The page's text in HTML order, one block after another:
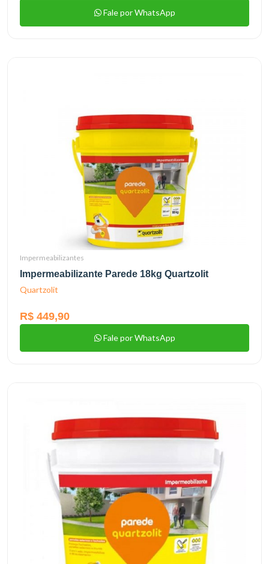
Fale por WhatsApp
Impermeabilizantes
Impermeabilizante Parede 18kg Quartzolit
Quartzolit
R$ 449,90
Fale por WhatsApp